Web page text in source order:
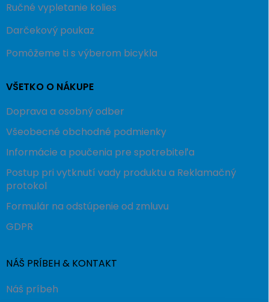
Ručné vypletanie kolies
Darčekový poukaz
Pomôžeme ti s výberom bicykla
VŠETKO O NÁKUPE
Doprava a osobný odber
Všeobecné obchodné podmienky
Informácie a poučenia pre spotrebiteľa
Postup pri vytknutí vady produktu a Reklamačný
protokol
Formulár na odstúpenie od zmluvu
GDPR
NÁŠ PRÍBEH & KONTAKT
Náš príbeh